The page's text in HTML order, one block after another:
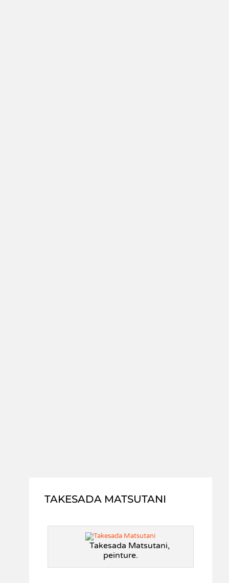
TAKESADA MATSUTANI
Takesada Matsutani,
peinture.